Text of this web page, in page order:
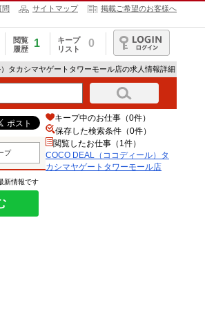
問 サイトマップ 掲載ご希望のお客様へ
閲覧
履歴
1
キープ
リスト
0
ログイン
タカシマヤゲートタワーモール店の求人情報詳細
プ
新情報です
キープ中のお仕事（0件）
保存した検索条件（0件）
閲覧したお仕事（1件）
COCO DEAL（ココディール）タ
カシマヤゲートタワーモール店